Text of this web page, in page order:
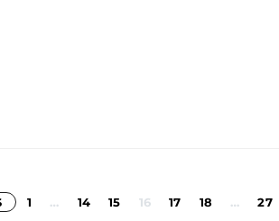
Pagination
1 … 14 15 16 17 18 … 27